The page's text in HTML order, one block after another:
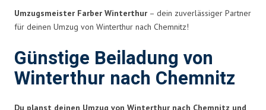
Umzugsmeister Farber Winterthur – dein zuverlässiger Partner
für deinen Umzug von Winterthur nach Chemnitz!
Günstige Beiladung von
Winterthur nach Chemnitz
Du planst deinen Umzug von Winterthur nach Chemnitz und